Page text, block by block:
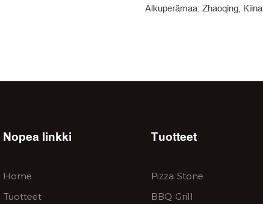
Alkuperämaa: Zhaoqing, Kiina
Nopea linkki
Home
Tuotteet
Tuotteet
Pizza Stone
BBQ Grill